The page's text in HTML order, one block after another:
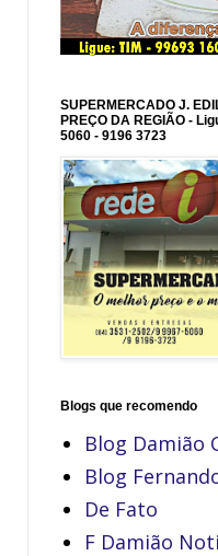
SUPERMERCADO J.
PREÇO DA REGIÃO -
5060 - 9196 3723
Blogs que recomendo
Blog Damião
Blog
De Fato
F Damião